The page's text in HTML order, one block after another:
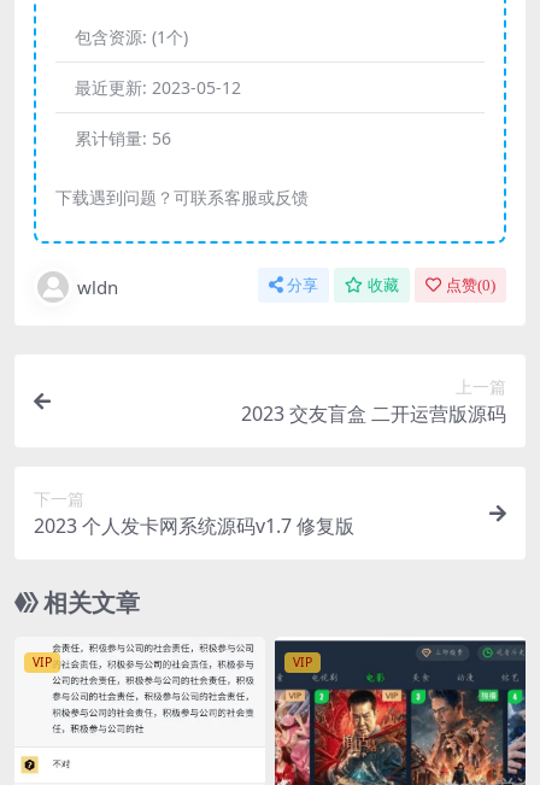
包含资源: (1个)
最近更新: 2023-05-12
累计销量: 56
下载遇到问题？可联系客服或反馈
wldn 分享 收藏 点赞(0)
上一篇
2023 交友盲盒 二开运营版源码
下一篇
2023 个人发卡网系统源码v1.7 修复版
相关文章
VIP VIP